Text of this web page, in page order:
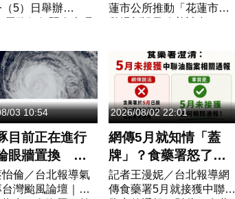
5）日舉辦
院長卓榮泰受邀
，與內政部次長
同表揚地方政...
蓮市公所推動「花蓮市遊
「交通主題公園」已完
工，即將在近日內對外開
放。花蓮市長魏嘉彥...
03 10:54
目前正在進行
眼牆置換 強
為中度颱風
倫／台北報導氣
灣颱風論壇｜天
2026/08/02 22:01
網傳5月就知情「蓋
牌」？食藥署怒了！
強硬聲明揭真相：勿
造謠
記者王漫妮／台北報導網
傳食藥署5月就接獲中聯油